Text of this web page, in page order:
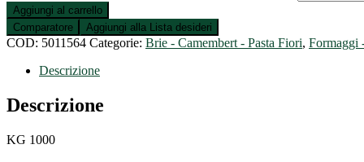
Aggiungi al carrello
Comparatore
Aggiungi alla Lista desideri
COD: 5011564 Categorie: Brie - Camembert - Pasta Fiori, Formaggi
Descrizione
Descrizione
KG 1000